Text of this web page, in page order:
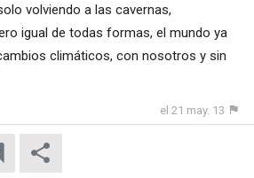
volviendo a las cavernas,
igual de todas formas, el mundo ya
climáticos, con nosotros y sin
el 21 may. 13